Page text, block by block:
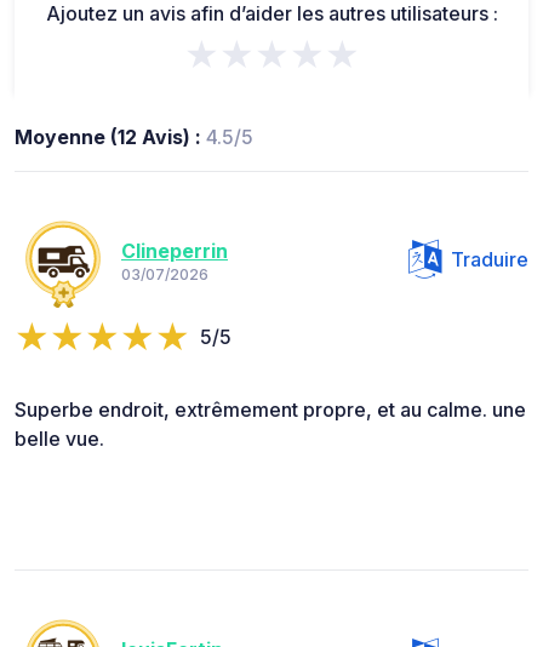
Ajoutez un avis afin d’aider les autres utilisateurs :
★★★★★
Moyenne (12 Avis) : 4.5/5
Clineperrin
03/07/2026
Traduire
5/5
Superbe endroit, extrêmement propre, et au calme. une
belle vue.